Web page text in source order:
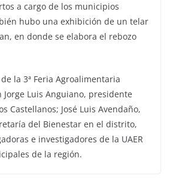
a cargo de los municipios
hubo una exhibición de un telar
en donde se elabora el rebozo
la 3ª Feria Agroalimentaria
Luis Anguiano, presidente
Castellanos; José Luis Avendaño,
del Bienestar en el distrito,
e investigadores de la UAER
de la región.